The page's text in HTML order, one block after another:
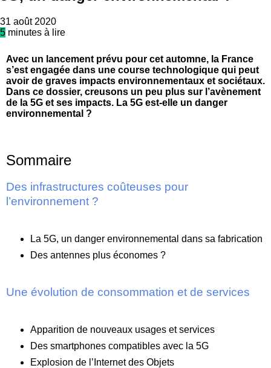
31 août 2020
5 minutes à lire
Avec un lancement prévu pour cet automne, la France
s’est engagée dans une course technologique qui peut
avoir de graves impacts environnementaux et sociétaux.
Dans ce dossier, creusons un peu plus sur l’avènement
de la 5G et ses impacts. La 5G est-elle un danger
environnemental ?
Sommaire
Des infrastructures coûteuses pour
l’environnement ?
La 5G, un danger environnemental dans sa fabrication
Des antennes plus économes ?
Une évolution de consommation et de services
Apparition de nouveaux usages et services
Des smartphones compatibles avec la 5G
Explosion de l’Internet des Objets